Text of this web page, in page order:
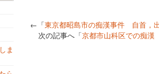
←「東京都昭島市の痴漢事件 自首，
次の記事へ「京都市山科区での痴
ま